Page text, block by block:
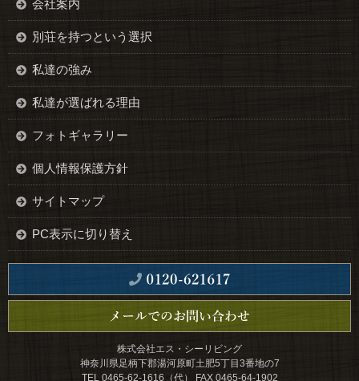
会社案内
別荘を持つという選択
私達の強み
私達が選ばれる理由
フォトギャラリー
個人情報保護方針
サイトマップ
PC表示に切り替え
株式会社エス・シーリビング
神奈川県足柄下郡湯河原町土肥5丁目3番地の7
TEL 0465-62-1616（代） FAX 0465-64-1902